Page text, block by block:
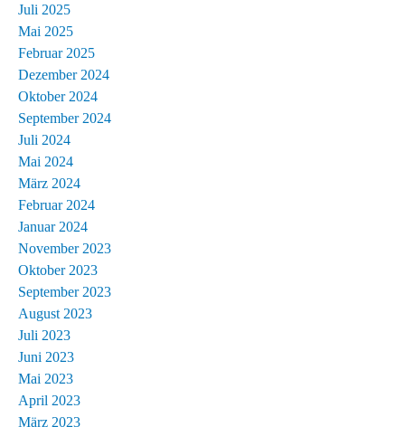
Juli 2025
Mai 2025
Februar 2025
Dezember 2024
Oktober 2024
September 2024
Juli 2024
Mai 2024
März 2024
Februar 2024
Januar 2024
November 2023
Oktober 2023
September 2023
August 2023
Juli 2023
Juni 2023
Mai 2023
April 2023
März 2023